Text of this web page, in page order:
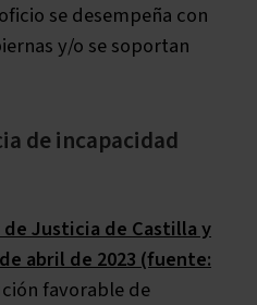
se desempeña con
y/o se soportan
de incapacidad
Justicia de Castilla y
abril de 2023 (fuente:
favorable de